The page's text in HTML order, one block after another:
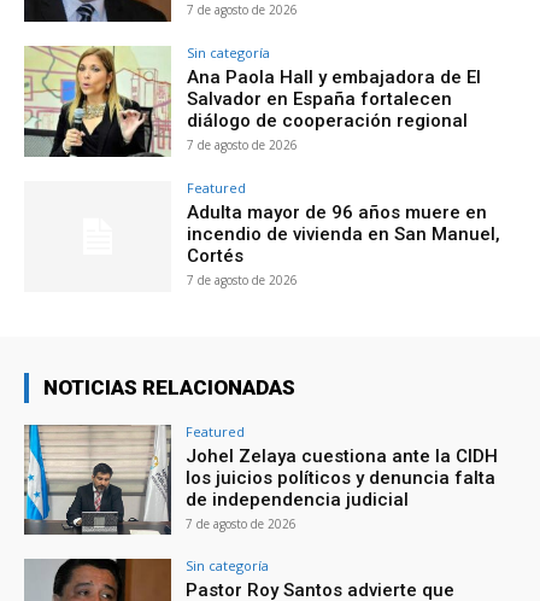
7 de agosto de 2026
Sin categoría
Ana Paola Hall y embajadora de El
Salvador en España fortalecen
diálogo de cooperación regional
7 de agosto de 2026
Featured
Adulta mayor de 96 años muere en
incendio de vivienda en San Manuel,
Cortés
7 de agosto de 2026
NOTICIAS RELACIONADAS
Featured
Johel Zelaya cuestiona ante la CIDH
los juicios políticos y denuncia falta
de independencia judicial
7 de agosto de 2026
Sin categoría
Pastor Roy Santos advierte que